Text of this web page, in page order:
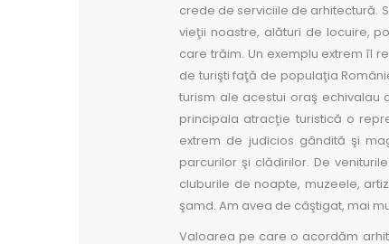
crede de serviciile de arhitectură.
vieţii noastre, alături de locuire,
care trăim. Un exemplu extrem îl
de turişti faţă de populaţia
turism ale acestui oraş echivalau
principala atracţie turistică o
extrem de judicios gândită şi
parcurilor şi clădirilor. De
cluburile de noapte, muzeele,
şamd. Am avea de câştigat, mai
Valoarea pe care o acordăm